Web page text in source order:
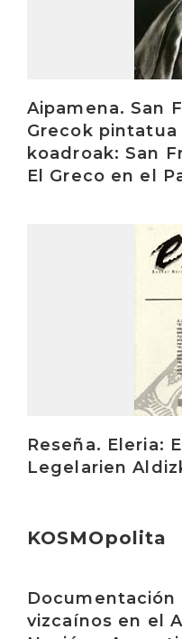
Aipamena. San
Grecok pintatua
koadroak: San
El Greco en el
Reseña. Eleria:
Legelarien
KOSMOpolita
vizcaínos en el